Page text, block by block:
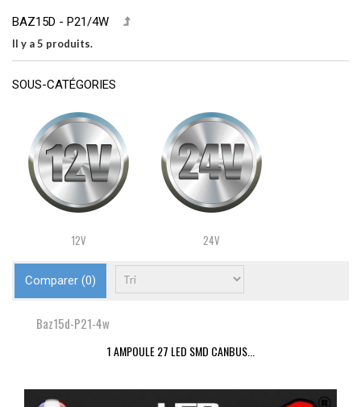
BAZ15D - P21/4W
Il y a 5 produits.
SOUS-CATÉGORIES
12V 24V
Comparer (0)
Baz15d-P21-4w
1 AMPOULE 27 LED SMD CANBUS...